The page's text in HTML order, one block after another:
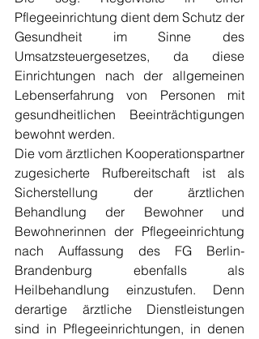
Pflegeeinrichtung dient dem Schutz der
Gesundheit im Sinne des
Umsatzsteuergesetzes, da diese
Einrichtungen nach der allgemeinen
Lebenserfahrung von Personen mit
gesundheitlichen Beeinträchtigungen
bewohnt werden.
Die vom ärztlichen Kooperationspartner
zugesicherte Rufbereitschaft ist als
Sicherstellung der ärztlichen
Behandlung der Bewohner und
Bewohnerinnen der Pflegeeinrichtung
nach Auffassung des FG Berlin-
Brandenburg ebenfalls als
Heilbehandlung einzustufen. Denn
derartige ärztliche Dienstleistungen
sind in Pflegeeinrichtungen, in denen